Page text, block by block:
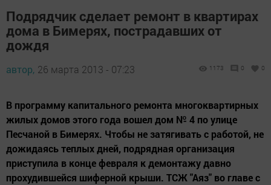
Подрядчик сделает ремонт в квартирах
дома в Бимерях, пострадавших от
дождя
автор, 26 марта 2013 - 07:23 1173 0 0
В программу капитального ремонта многоквартирных
жилых домов этого года вошел дом № 4 по улице
Песчаной в Бимерях. Чтобы не затягивать с работой, не
дожидаясь теплых дней, подрядная организация
приступила в конце февраля к демонтажу давно
прохудившейся шиферной крыши. ТСЖ "Аяз" во главе с